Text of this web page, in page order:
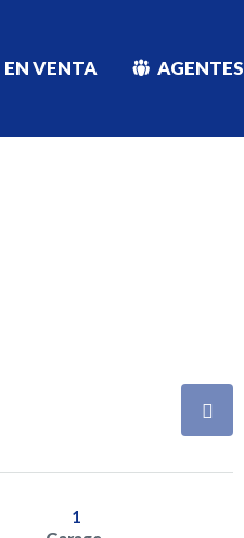
EN VENTA AGENTES
1